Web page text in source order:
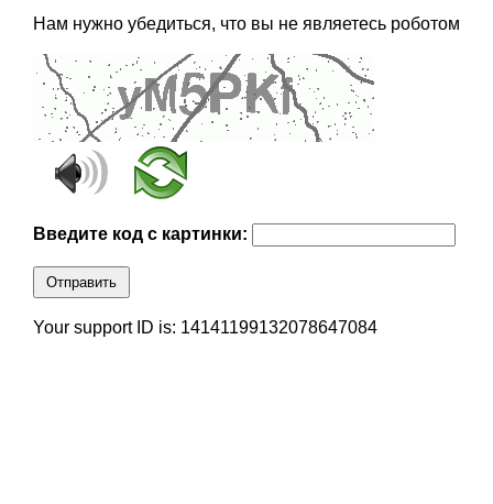
Нам нужно убедиться, что вы не являетесь роботом
Введите код с картинки:
Отправить
Your support ID is: 14141199132078647084